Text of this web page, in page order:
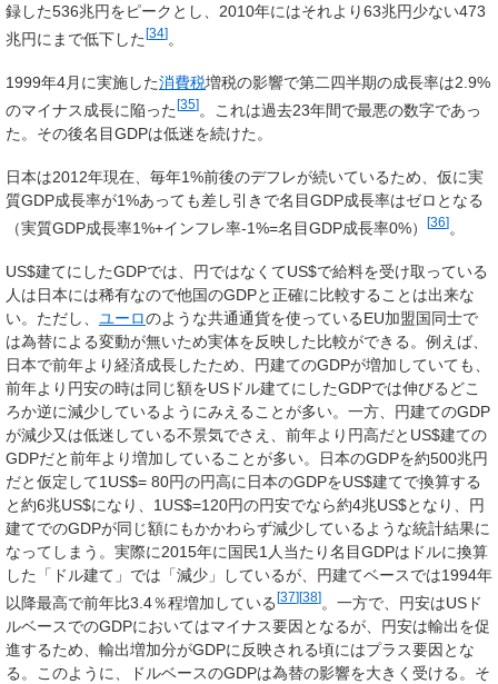
録した536兆円をピークとし、2010年にはそれより63兆円少ない473
兆円にまで低下した[34]。
1999年4月に実施した消費税増税の影響で第二四半期の成長率は2.9%
のマイナス成長に陥った[35]。これは過去23年間で最悪の数字であっ
た。その後名目GDPは低迷を続けた。
日本は2012年現在、毎年1%前後のデフレが続いているため、仮に実
質GDP成長率が1%あっても差し引きで名目GDP成長率はゼロとなる
（実質GDP成長率1%+インフレ率-1%=名目GDP成長率0%）
[36] 。
US$建てにしたGDPでは、円ではなくてUS$で給料を受け取っている
人は日本には稀有なので他国のGDPと正確に比較することは出来な
い。ただし、 ユーロのような共通通貨を使っているEU加盟国同士で
は為替による変動が無いため実体を反映した比較ができる。例えば、
日本で前年より経済成長したため、円建てのGDPが増加していても、
前年より円安の時は同じ額をUSドル建てにしたGDPでは伸びるどこ
ろか逆に減少しているようにみえることが多い。一方、円建てのGDP
が減少又は低迷している不景気でさえ、前年より円高だとUS$建ての
GDPだと前年より増加していることが多い。日本のGDPを約500兆円
だと仮定して1US$= 80円の円高に日本のGDPをUS$建てで換算する
と約6兆US$になり、1US$=120円の円安でなら約4兆US$となり、円
建てでのGDPが同じ額にもかかわらず減少しているような統計結果に
なってしまう。実際に2015年に国民1人当たり名目GDPはドルに換算
した「ドル建て」では「減少」しているが、円建てベースでは1994年
以降最高で前年比3.4％程増加している [37][38] 。一方で、円安はUSド
ルベースでのGDPにおいてはマイナス要因となるが、円安は輸出を促
進するため、輸出増加分がGDPに反映される頃にはプラス要因とな
る。このように、ドルベースのGDPは為替の影響を大きく受ける。そ